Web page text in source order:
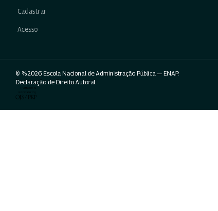
Cadastrar
Acesso
© %2026 Escola Nacional de Administração Pública — ENAP.
Declaração de Direito Autoral